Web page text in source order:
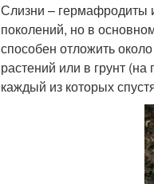
Слизни – гермафродиты
поколений, но в
способен отложить
растений или в грунт
каждый из которых